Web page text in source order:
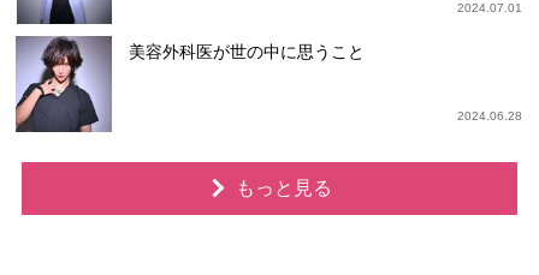
2024.07.01
美容外科医が世の中に思うこと
2024.06.28
もっと見る